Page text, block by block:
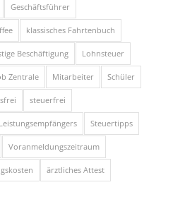
Geschäftsführer
klassisches Fahrtenbuch
Beschäftigung Lohnsteuer
Zentrale Mitarbeiter Schüler
steuerfrei
Steuertipps
Voranmeldungszeitraum
ärztliches Attest